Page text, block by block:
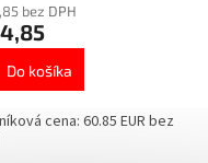
bez DPH
Do košíka
cena: 60.85 EUR bez